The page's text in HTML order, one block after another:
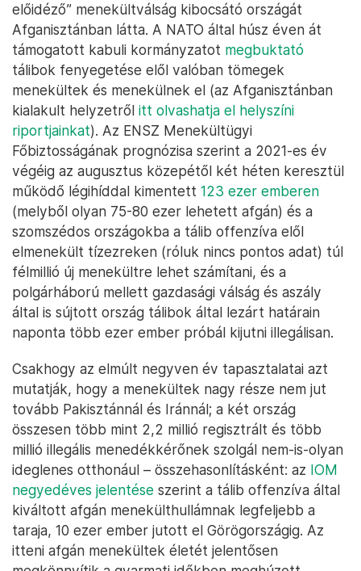
előidéző” menekültválság kibocsátó országát
Afganisztánban látta. A NATO által húsz éven át
támogatott kabuli kormányzatot megbuktató
tálibok fenyegetése elől valóban tömegek
menekültek és menekülnek el (az Afganisztánban
kialakult helyzetről itt olvashatja el helyszíni
riportjainkat). Az ENSZ Menekültügyi
Főbiztosságának prognózisa szerint a 2021-es év
végéig az augusztus közepétől két héten keresztül
működő légihíddal kimentett 123 ezer emberen
(melyből olyan 75-80 ezer lehetett afgán) és a
szomszédos országokba a tálib offenzíva elől
elmenekült tízezreken (róluk nincs pontos adat) túl
félmillió új menekültre lehet számítani, és a
polgárháború mellett gazdasági válság és aszály
által is sújtott ország tálibok által lezárt határain
naponta több ezer ember próbál kijutni illegálisan.
Csakhogy az elmúlt negyven év tapasztalatai azt
mutatják, hogy a menekültek nagy része nem jut
tovább Pakisztánnál és Iránnál; a két ország
összesen több mint 2,2 millió regisztrált és több
millió illegális menedékkérőnek szolgál nem-is-olyan
ideglenes otthonául – összehasonlításként: az IOM
negyedéves jelentése szerint a tálib offenzíva által
kiváltott afgán menekülthullámnak legfeljebb a
taraja, 10 ezer ember jutott el Görögországig. Az
itteni afgán menekültek életét jelentősen